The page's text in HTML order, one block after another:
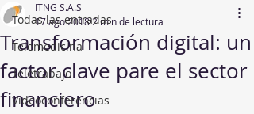
Todas las entradas
Telemedicina
Teletrabajo
Videoconferencias
Transformación digital: un
factor clave pare el sector
financiero
ITNG S.A.S
17 ago 2018 2 min de lectura